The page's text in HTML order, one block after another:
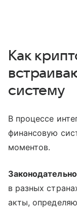
Как
систему
В процессе
финансовую
моментов.
в разных
акты,